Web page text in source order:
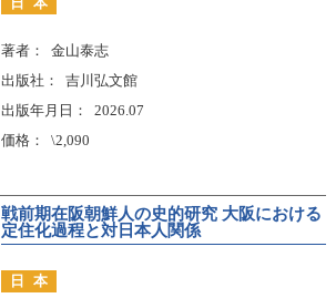
日本
著者
金山泰志
出版社
吉川弘文館
出版年月日
2026.07
価格
\2,090
戦前期在阪朝鮮人の史的研究 大阪における
定住化過程と対日本人関係
日本